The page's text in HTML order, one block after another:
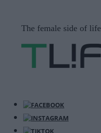
The female side of life